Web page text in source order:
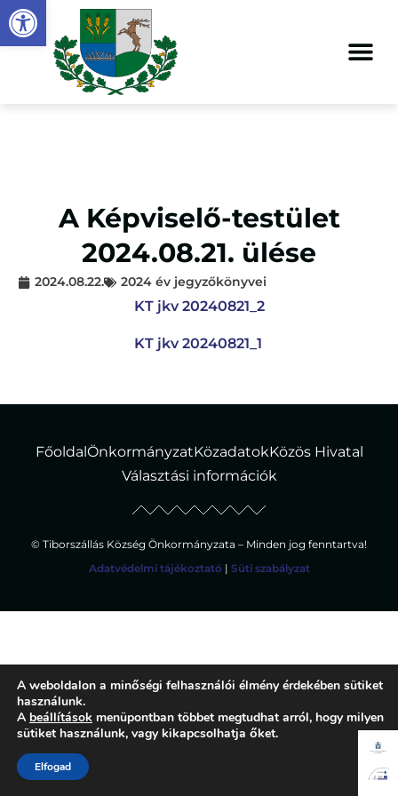
Eszköztár megnyitása
A Képviselő-testület
2024.08.21. ülése
2024.08.22. 2024 év jegyzőkönyvei
KT jkv 20240821_2
KT jkv 20240821_1
FőoldalÖnkormányzatKözadatokKözös Hivatal
Választási információk
© Tiborszállás Község Önkormányzata – Minden jog fenntartva!
Adatvédelmi tájékoztató | Süti szabályzat
A weboldalon a minőségi felhasználói élmény érdekében sütiket
használunk.
A beállítások menüpontban többet megtudhat arról, hogy milyen
sütiket használunk, vagy kikapcsolhatja őket.
Elfogad